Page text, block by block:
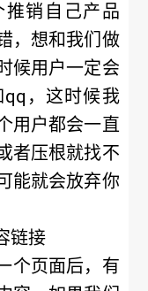
销自己产品
，想和我们做
候用户一定会
，这时候我
用户都会一直
者压根就找不
能就会放弃你
链接
个页面后，有